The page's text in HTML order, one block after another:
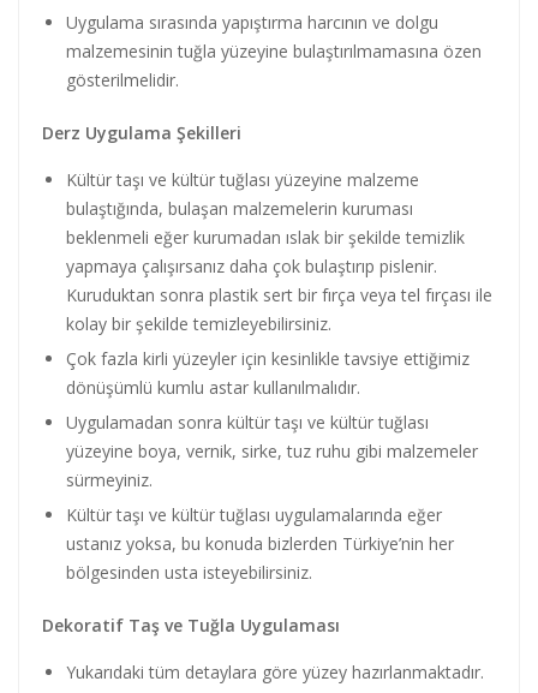
Uygulama sırasında yapıştırma harcının ve dolgu
malzemesinin tuğla yüzeyine bulaştırılmamasına özen
gösterilmelidir.
Derz Uygulama Şekilleri
Kültür taşı ve kültür tuğlası yüzeyine malzeme
bulaştığında, bulaşan malzemelerin kuruması
beklenmeli eğer kurumadan ıslak bir şekilde temizlik
yapmaya çalışırsanız daha çok bulaştırıp pislenir.
Kuruduktan sonra plastik sert bir fırça veya tel fırçası ile
kolay bir şekilde temizleyebilirsiniz.
Çok fazla kirli yüzeyler için kesinlikle tavsiye ettiğimiz
dönüşümlü kumlu astar kullanılmalıdır.
Uygulamadan sonra kültür taşı ve kültür tuğlası
yüzeyine boya, vernik, sirke, tuz ruhu gibi malzemeler
sürmeyiniz.
Kültür taşı ve kültür tuğlası uygulamalarında eğer
ustanız yoksa, bu konuda bizlerden Türkiye’nin her
bölgesinden usta isteyebilirsiniz.
Dekoratif Taş ve Tuğla Uygulaması
Yukarıdaki tüm detaylara göre yüzey hazırlanmaktadır.